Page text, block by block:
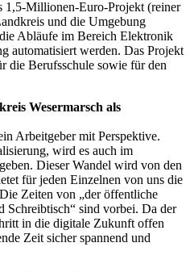
1,5-Millionen-Euro-Projekt (reiner
und die Umgebung
Abläufe im Bereich Elektronik
automatisiert werden. Das Projekt
die Berufsschule sowie für den
Wesermarsch als
Arbeitgeber mit Perspektive.
wird es auch im
Dieser Wandel wird von den
für jeden Einzelnen von uns die
Zeiten von „der öffentliche
Schreibtisch“ sind vorbei. Da der
in die digitale Zukunft offen
Zeit sicher spannend und